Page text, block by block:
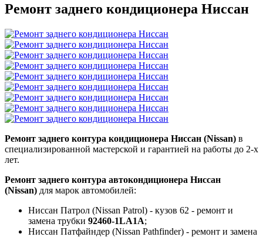
Ремонт заднего кондиционера Ниссан
Ремонт заднего контура кондиционера Ниссан (Nissan) в
специализированной мастерской и гарантией на работы до 2-х
лет.
Ремонт заднего контура автокондиционера Ниссан
(Nissan) для марок автомобилей:
Ниссан Патрол (Nissan Patrol) - кузов 62 - ремонт и
замена трубки 92460-1LA1A;
Ниссан Патфайндер (Nissan Pathfinder) - ремонт и замена